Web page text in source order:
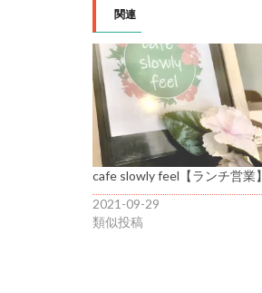
関連
cafe slowly feel【ランチ営業】
2021-09-29
類似投稿